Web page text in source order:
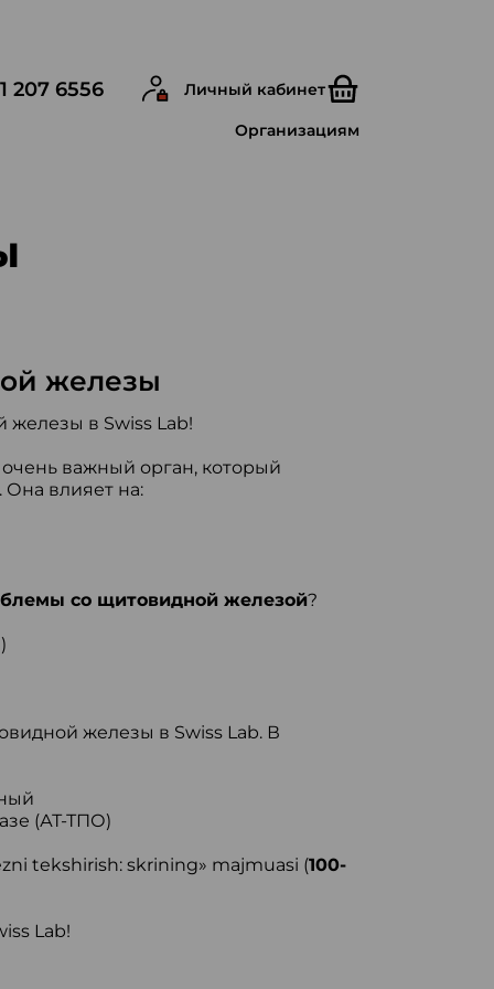
207 6556 Личный кабинет
Организациям
железы
в Swiss Lab!
важный орган, который
влияет на:
со щитовидной железой?
железы в Swiss Lab. В
(АТ-ТПО)
tekshirish: skrining» majmuasi (100-
Lab!